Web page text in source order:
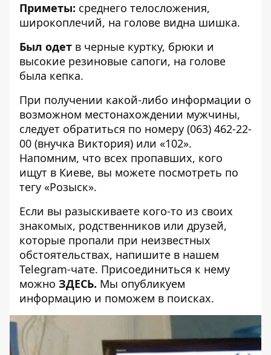
Приметы: среднего телосложения,
широкоплечий, на голове видна шишка.
Был одет в черные куртку, брюки и
высокие резиновые сапоги, на голове
была кепка.
При получении какой-либо информации о
возможном местонахождении мужчины,
следует обратиться по номеру (063) 462-22-
00 (внучка Виктория) или «102».
Напомним, что всех пропавших, кого
ищут в Киеве, вы можете посмотреть по
тегу «Розыск».
Если вы разыскиваете кого-то из своих
знакомых, родственников или друзей,
которые пропали при неизвестных
обстоятельствах, напишите в нашем
Telegram-чате. Присоединиться к нему
можно ЗДЕСЬ. Мы опубликуем
информацию и поможем в поисках.